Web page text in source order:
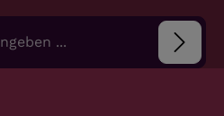
Felder sind